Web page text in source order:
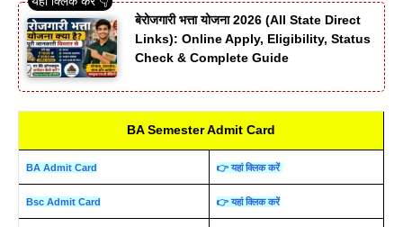
बेरोजगारी भत्ता योजना 2026 (All State Direct
Links): Online Apply, Eligibility, Status
Check & Complete Guide
BA Semester Admit Card
BA Admit Card 👉 यहां क्लिक करें
Bsc Admit Card 👉 यहां क्लिक करें